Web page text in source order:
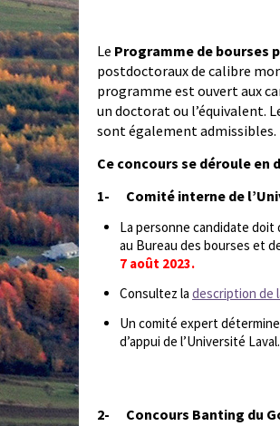
Le Programme de bourses
postdoctoraux de calibre
programme est ouvert aux
un doctorat ou l’équivalent.
sont également admissibles.
Ce concours se déroule en
1-
Comité interne de
La personne candidate
au Bureau des bourses et
7 août 2023.
Consultez la description de
Un comité expert
d’appui de l’Université Laval.
2- Concours Banting du